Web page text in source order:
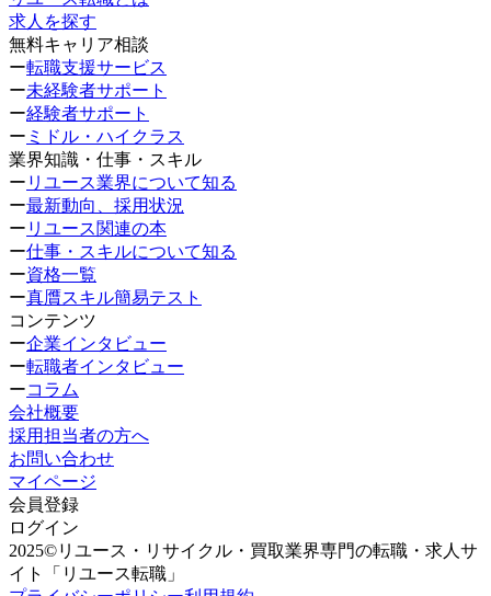
求人を探す
無料キャリア相談
ー転職支援サービス
ー未経験者サポート
ー経験者サポート
ー ミドル・ハイクラス
業界知識・仕事・スキル
ー リユース業界について知る
ー最新動向、採用状況
ー リユース関連の本
ー仕事・スキルについて知る
ー資格一覧
ー真贋スキル簡易テスト
コンテンツ
ー企業インタビュー
ー転職者インタビュー
ーコラム
会社概要
採用担当者の方へ
お問い合わせ
マイページ
会員登録
ログイン
2025©リユース・リサイクル・買取業界専門の転職・求人サ
イト「リユース転職」